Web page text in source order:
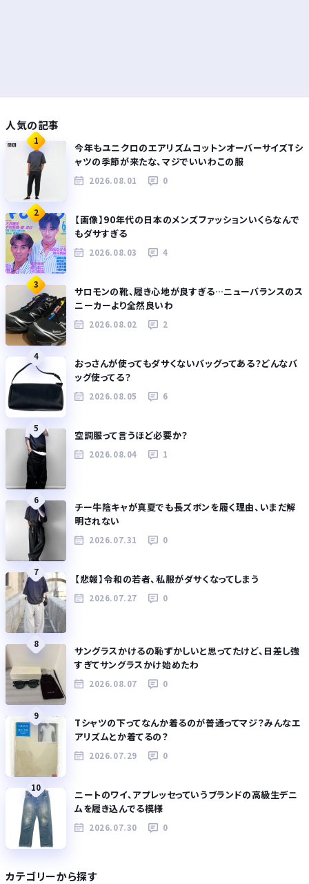
人気の記事
1
今年もユニクロのエアリズムコットンオーバーサイズTシ
ャツの季節が来たな、マジでいいわこの服
2026.08.01 0
2
【画像】90年代の日本のメンズファッションいくらなんで
もダサすぎる
2026.08.03 4
3
サロモンの靴、履き心地が良すぎる…ニューバランスのス
ニーカーより全然良いわ
2026.08.02 2
4
おっさんが使ってもダサくないバッグってある？どんなバ
ッグ使ってる？
2026.08.05 6
5
空調服って言うほど必要か？
2026.08.04 1
6
チー牛陰キャが真夏でも長ズボンを履く理由、いまだ解
明されない
2026.07.31 0
7
【悲報】令和の若者、私服がダサくなってしまう
2026.07.27 0
8
サングラスかけるの恥ずかしいと思ってたけど、日差し強
すぎてサングラスかけ始めたわ
2026.08.07 0
9
Tシャツの下ってなんか着るのが普通ってマジ？みんなエ
アリズムとか着てるの？
2026.07.29 0
10
ニートのワイ、アプレッセっていうブランドの高級生デニ
ムを履き込んでる模様
2026.07.30 0
カテゴリーから探す